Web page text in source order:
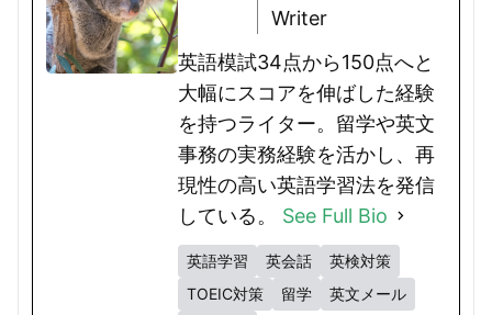
Writer
英語模試34点から150点へと
大幅にスコアを伸ばした経験
を持つライター。留学や英文
事務の実務経験を活かし、再
現性の高い英語学習法を発信
している。 See Full Bio
英語学習 英会話
英検対策
TOEIC対策
留学
英文メール